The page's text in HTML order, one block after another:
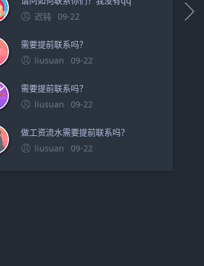
迟钝
09-22
需要提前联系吗？
liusuan
09-22
需要提前联系吗？
liusuan
09-22
做工资流水需要提前联系吗？
liusuan
09-22